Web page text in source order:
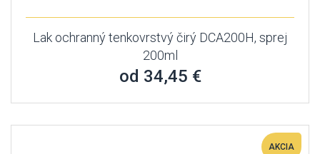
Lak ochranný tenkovrstvý čirý DCA200H, sprej
200ml
od 34,45 €
AKCIA